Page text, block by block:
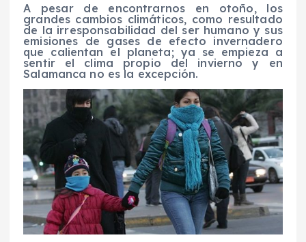
A pesar de encontrarnos en otoño, los
grandes cambios climáticos, como resultado
de la irresponsabilidad del ser humano y sus
emisiones de gases de efecto invernadero
que calientan el planeta; ya se empieza a
sentir el clima propio del invierno y en
Salamanca no es la excepción.